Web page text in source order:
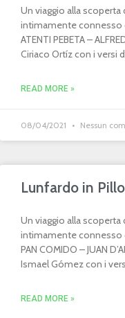
Un viaggio alla scoperta
intimamente connesso
ATENTI PEBETA –
Ciriaco Ortíz con i versi
READ MORE »
08/04/2021 Nessun
Lunfardo in
Un viaggio alla scoperta
intimamente connesso
PAN COMIDO – JUAN
Ismael Gómez con i
READ MORE »